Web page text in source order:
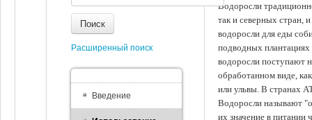
Водоросли
так и северных стран,
водоросли для еды
подводных
водоросли поступают
обработанном виде,
или ульвы. В странах
Водоросли называют
их значение в питании
Поиск
Расширенный поиск
Введение